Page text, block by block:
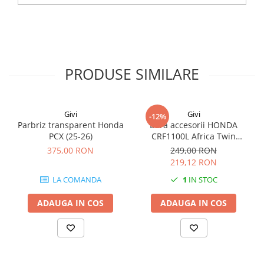
PRODUSE SIMILARE
Givi
Parbriz transparent Honda
PCX (25-26)
375,00 RON
LA COMANDA
ADAUGA IN COS
-12% Givi
Bara accesorii HONDA
CRF1100L Africa Twin
Adventure Sports (20 - 23)
CRF1100L Africa Twin
Adventure Sports (24)
CRF1100L AFRICA TWIN (24)
CRF1100L Africa Twin (20 -
23)
249,00 RON
219,12 RON
1 IN STOC
ADAUGA IN COS